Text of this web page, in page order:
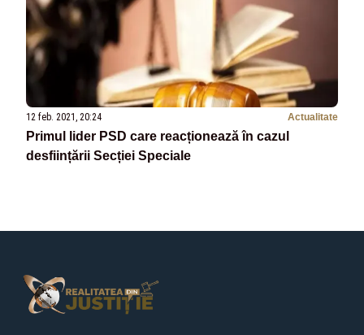
12 feb. 2021, 20:24 Actualitate
Primul lider PSD care reacționează în cazul
desființării Secției Speciale